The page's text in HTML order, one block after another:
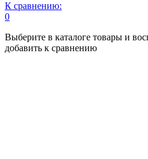
К сравнению:
0
Выберите в каталоге товары и
добавить к сравнению